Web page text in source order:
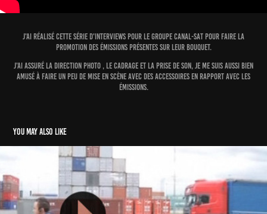
j'ai réalisé cette série d'interviews pour le groupe canal-sat pour faire la
promotion des émissions présentes sur leur bouquet.
j'ai assuré la direction photo , le cadrage et la prise de son, je me suis aussi bien
amusé à faire un peu de mise en scène avec des accessoires en rapport avec les
émissions.
You may also like